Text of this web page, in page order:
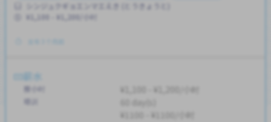
シンジュクギョエンマエえき (とうきょうと)
¥1,100 - ¥1,200/小时
薪水
按小时 ¥1,100 - ¥1,200/小时
培训
60 day(s)
¥1100 - ¥1100/小时